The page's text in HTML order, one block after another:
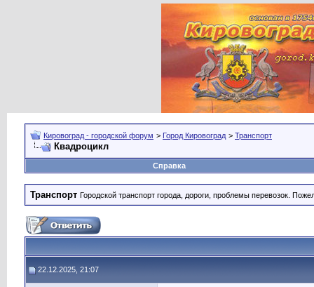
Кировоград - городской форум > Город Кировоград > Транспорт
Квадроцикл
Справка
Транспорт Городской транспорт города, дороги, проблемы перевозок.
22.12.2025, 21:07